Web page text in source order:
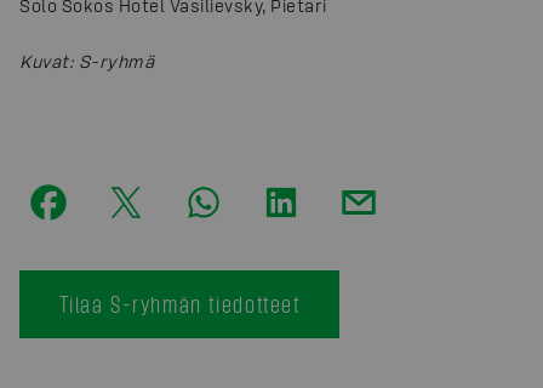
Solo Sokos Hotel Vasilievsky, Pietari
Kuvat: S-ryhmä
Tilaa S-ryhmän tiedotteet